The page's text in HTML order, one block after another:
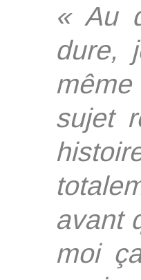
« Au
dure,
sujet
avant
moi